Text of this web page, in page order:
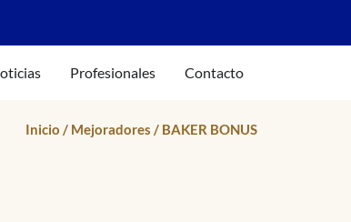
Profesionales Contacto
Inicio / Mejoradores / BAKER BONUS